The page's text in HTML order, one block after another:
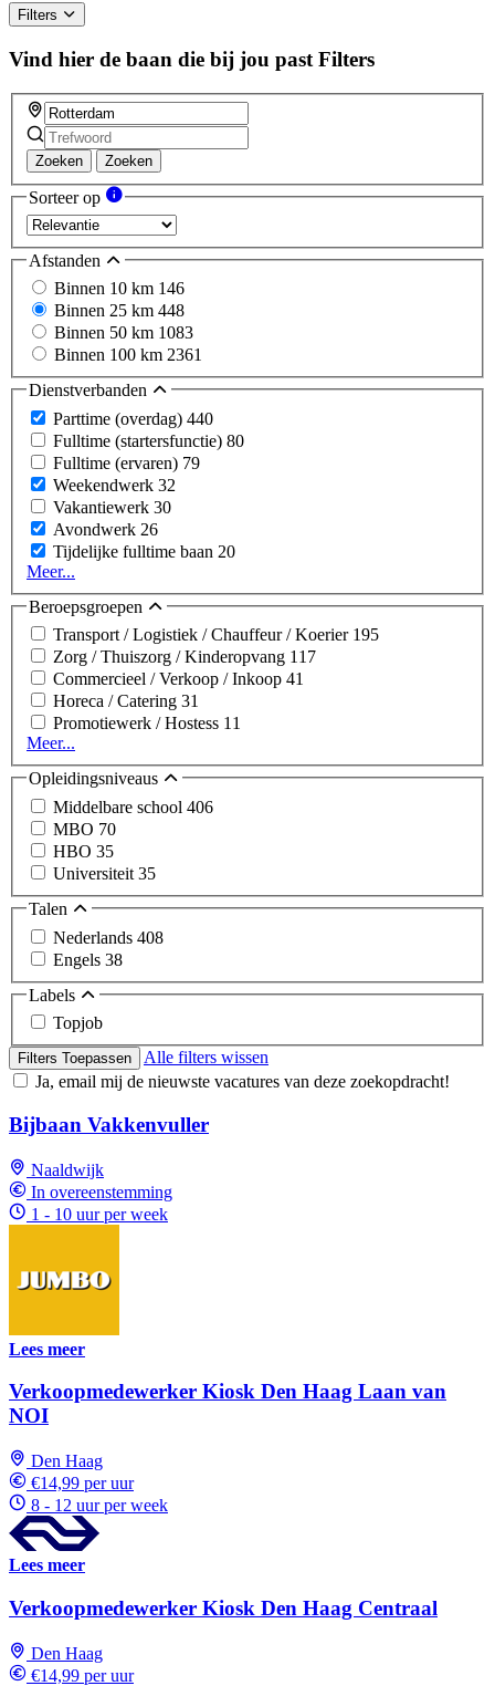
Filters
Vind hier de baan die bij jou past Filters
Zoeken Zoeken
Sorteer op
Afstanden
Binnen 10 km 146
Binnen 25 km 448
Binnen 50 km 1083
Binnen 100 km 2361
Dienstverbanden
Parttime (overdag) 440
Fulltime (startersfunctie) 80
Fulltime (ervaren) 79
Weekendwerk 32
Vakantiewerk 30
Avondwerk 26
Tijdelijke fulltime baan 20
Meer...
Beroepsgroepen
Transport / Logistiek / Chauffeur / Koerier 195
Zorg / Thuiszorg / Kinderopvang 117
Commercieel / Verkoop / Inkoop 41
Horeca / Catering 31
Promotiewerk / Hostess 11
Meer...
Opleidingsniveaus
Middelbare school 406
MBO 70
HBO 35
Universiteit 35
Talen
Nederlands 408
Engels 38
Labels
Topjob
Filters Toepassen
Alle filters wissen
Ja, email mij de nieuwste vacatures van deze zoekopdracht!
Bijbaan Vakkenvuller
Naaldwijk
In overeenstemming
1 - 10 uur per week
Lees meer
Verkoopmedewerker Kiosk Den Haag Laan van
NOI
Den Haag
€14,99 per uur
8 - 12 uur per week
Lees meer
Verkoopmedewerker Kiosk Den Haag Centraal
Den Haag
€14,99 per uur